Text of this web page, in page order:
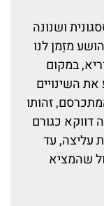
ושנונה
מזַמן לנו
במקום
השינויים
זהותו
דווקא כגורם
עליצה, עד
שהמציא